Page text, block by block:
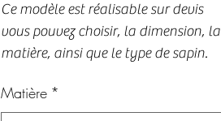
Ce modèle est réalisable sur devis
vous pouvez choisir, la dimension, la
matière, ainsi que le type de sapin.
Matière *